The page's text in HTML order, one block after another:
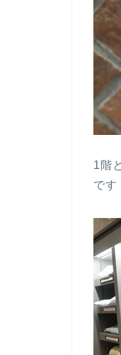
1階
です